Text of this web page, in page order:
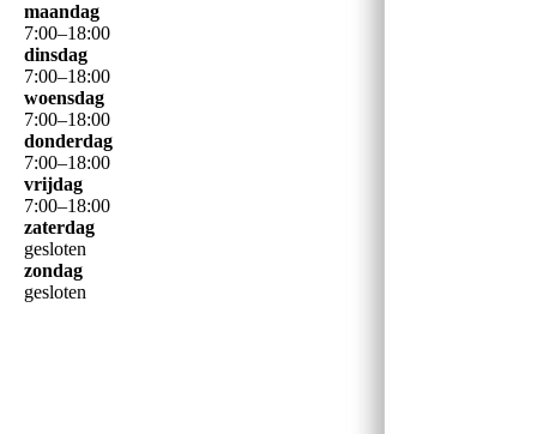
maandag
7:00–18:00
dinsdag
7:00–18:00
woensdag
7:00–18:00
donderdag
7:00–18:00
vrijdag
7:00–18:00
zaterdag
gesloten
zondag
gesloten